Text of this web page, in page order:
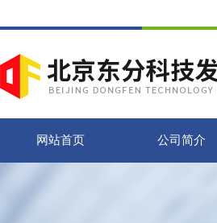
网站首页 公司简介